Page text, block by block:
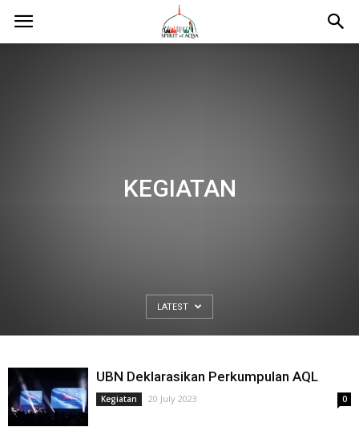
KEGIATAN
LATEST
UBN Deklarasikan Perkumpulan AQL
Kegiatan 20 July 2023 0